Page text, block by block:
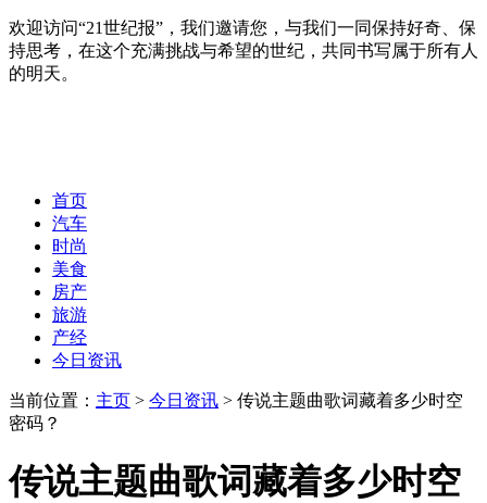
欢迎访问“21世纪报”，我们邀请您，与我们一同保持好奇、保
持思考，在这个充满挑战与希望的世纪，共同书写属于所有人
的明天。
首页
汽车
时尚
美食
房产
旅游
产经
今日资讯
当前位置： 主页 > 今日资讯 > 传说主题曲歌词藏着多少时空
密码？
传说主题曲歌词藏着多少时空